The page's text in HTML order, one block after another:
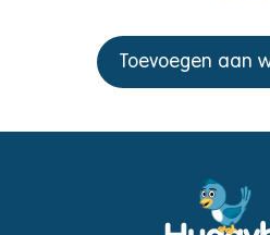
Toevoegen aan